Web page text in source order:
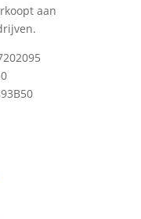
aan